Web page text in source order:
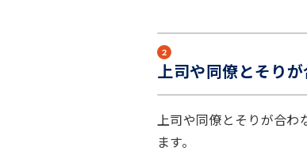
２
上司や同僚とそり
上司や同僚とそりが合わ
ます。